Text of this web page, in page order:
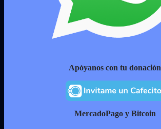
Apóyanos con tu donación
MercadoPago y Bitcoin